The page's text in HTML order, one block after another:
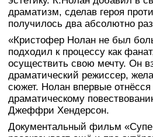
драматизм, сделав героя
получилось два абсолютно
«Кристофер Нолан не был
подходил к процессу как
осуществить свою мечту. Он
драматический режиссер,
сюжет. Нолан впервые
драматическому
Джеффри Хендерсон.
Документальный фильм